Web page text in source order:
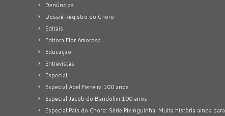
Denúncias
Dossiê Registro do Choro
Editais
Editora Flor Amorosa
Educação
Entrevistas
Especial
Especial Abel Ferreira 100 anos
Especial Jacob do Bandolim 100 anos
Especial Pais do Choro: Série Pixinguinha: Muita história ainda para